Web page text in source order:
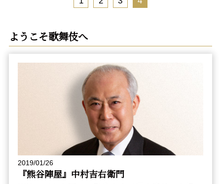
ようこそ歌舞伎へ
2019/01/26
『熊谷陣屋』中村吉右衛門